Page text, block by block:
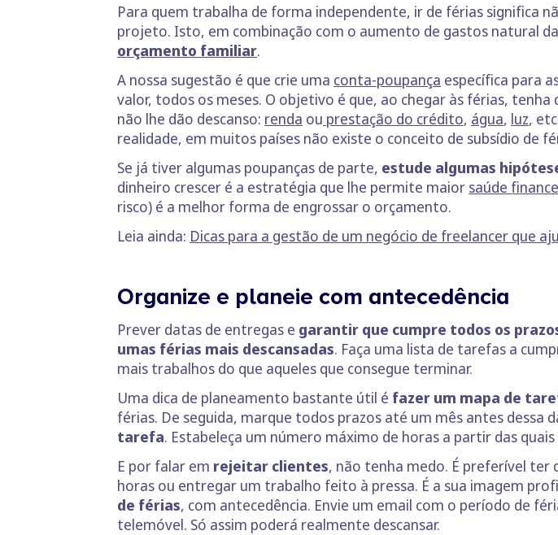
Para quem trabalha de forma independente, ir de férias significa
projeto. Isto, em combinação com o aumento de gastos natural
orçamento familiar.
A nossa sugestão é que crie uma conta-poupança específica para
valor, todos os meses. O objetivo é que, ao chegar às férias,
não lhe dão descanso: renda ou prestação do crédito, água, luz,
realidade, em muitos países não existe o conceito de subsídio de
Se já tiver algumas poupanças de parte, estude algumas
dinheiro crescer é a estratégia que lhe permite maior saúde
risco) é a melhor forma de engrossar o orçamento.
Leia ainda: Dicas para a gestão de um negócio de freelancer que
Organize e planeie com antecedência
Prever datas de entregas e garantir que cumpre todos os
umas férias mais descansadas. Faça uma lista de tarefas a
mais trabalhos do que aqueles que consegue terminar.
Uma dica de planeamento bastante útil é fazer um mapa de
férias. De seguida, marque todos prazos até um mês antes dessa
tarefa. Estabeleça um número máximo de horas a partir das
E por falar em rejeitar clientes, não tenha medo. É preferível
horas ou entregar um trabalho feito à pressa. É a sua imagem
de férias, com antecedência. Envie um email com o período de
telemóvel. Só assim poderá realmente descansar.